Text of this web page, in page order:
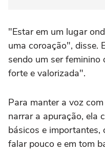
"Estar em um lugar
uma coroação", disse.
sendo um ser feminino
forte e valorizada".
Para manter a voz
narrar a apuração, ela
básicos e importantes,
falar pouco e em tom